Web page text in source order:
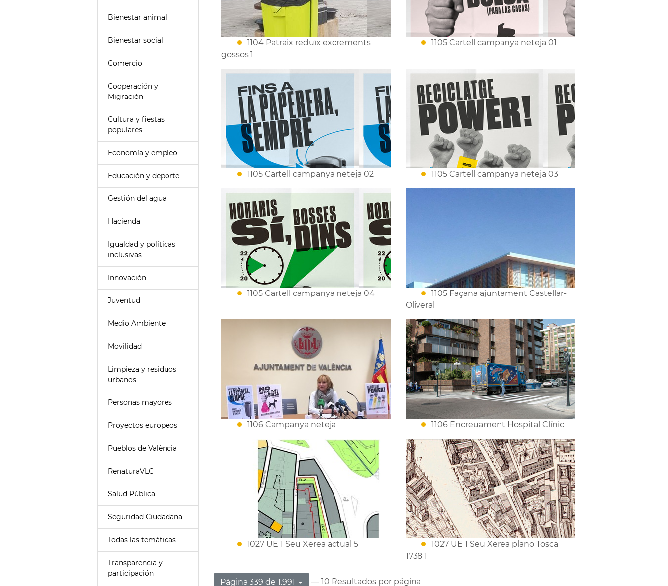
Bienestar animal
Bienestar social
Comercio
Cooperación y
Migración
Cultura y fiestas
populares
Economía y empleo
Educación y deporte
Gestión del agua
Hacienda
Igualdad y políticas
inclusivas
Innovación
Juventud
Medio Ambiente
Movilidad
Limpieza y residuos
urbanos
Personas mayores
Proyectos europeos
Pueblos de València
RenaturaVLC
Salud Pública
Seguridad Ciudadana
Todas las temáticas
Transparencia y
participación
1104 Patraix reduïx excrements
gossos 1
1105 Cartell campanya neteja 01
1105 Cartell campanya neteja 02 1105 Cartell campanya neteja 03
1105 Cartell campanya neteja 04
1105 Façana ajuntament Castellar-
Oliveral
1106 Campanya neteja 1106 Encreuament Hospital Clínic
1027 UE 1 Seu Xerea actual 5
1027 UE 1 Seu Xerea plano Tosca
1738 1
Página 339 de 1.991 — 10 Resultados por página